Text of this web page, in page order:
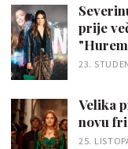
prije
23.
Velika
novu
25.